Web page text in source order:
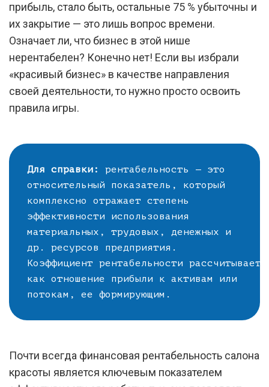
прибыль, стало быть, остальные 75 % убыточны и
их закрытие — это лишь вопрос времени.
Означает ли, что бизнес в этой нише
нерентабелен? Конечно нет! Если вы избрали
«красивый бизнес» в качестве направления
своей деятельности, то нужно просто освоить
правила игры.
Для справки: рентабельность — это
относительный показатель, который
комплексно отражает степень
эффективности использования
материальных, трудовых, денежных и
др. ресурсов предприятия.
Коэффициент рентабельности
как отношение прибыли к активам или
потокам, ее формирующим.
Почти всегда финансовая рентабельность салона
красоты является ключевым показателем